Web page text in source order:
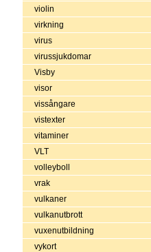
violin
virkning
virus
virussjukdomar
Visby
visor
vissångare
vistexter
vitaminer
VLT
volleyboll
vrak
vulkaner
vulkanutbrott
vuxenutbildning
vykort